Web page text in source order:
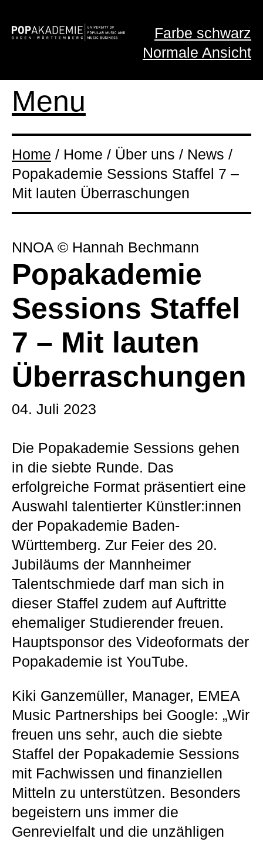
Farbe schwarz
Normale Ansicht
Menu
Home / Home / Über uns / News /
Popakademie Sessions Staffel 7 –
Mit lauten Überraschungen
NNOA © Hannah Bechmann
Popakademie
Sessions Staffel
7 – Mit lauten
Überraschungen
04. Juli 2023
Die Popakademie Sessions gehen
in die siebte Runde. Das
erfolgreiche Format präsentiert eine
Auswahl talentierter Künstler:innen
der Popakademie Baden-
Württemberg. Zur Feier des 20.
Jubiläums der Mannheimer
Talentschmiede darf man sich in
dieser Staffel zudem auf Auftritte
ehemaliger Studierender freuen.
Hauptsponsor des Videoformats der
Popakademie ist YouTube.
Kiki Ganzemüller, Manager, EMEA
Music Partnerships bei Google: „Wir
freuen uns sehr, auch die siebte
Staffel der Popakademie Sessions
mit Fachwissen und finanziellen
Mitteln zu unterstützen. Besonders
begeistern uns immer die
Genrevielfalt und die unzähligen